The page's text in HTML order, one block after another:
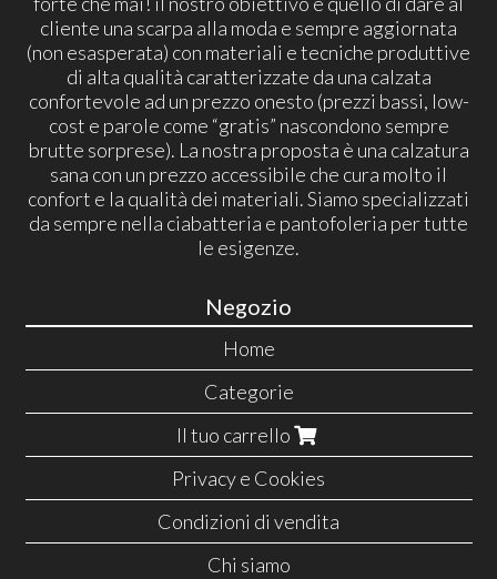
cliente una scarpa alla moda e sempre aggiornata
(non esasperata) con materiali e tecniche produttive
di alta qualità caratterizzate da una calzata
confortevole ad un prezzo onesto (prezzi bassi, low-
cost e parole come “gratis” nascondono sempre
brutte sorprese). La nostra proposta è una calzatura
sana con un prezzo accessibile che cura molto il
confort e la qualità dei materiali. Siamo specializzati
da sempre nella ciabatteria e pantofoleria per tutte
le esigenze.
Negozio
Home
Categorie
Il tuo carrello
Privacy e Cookies
Condizioni di vendita
Chi siamo